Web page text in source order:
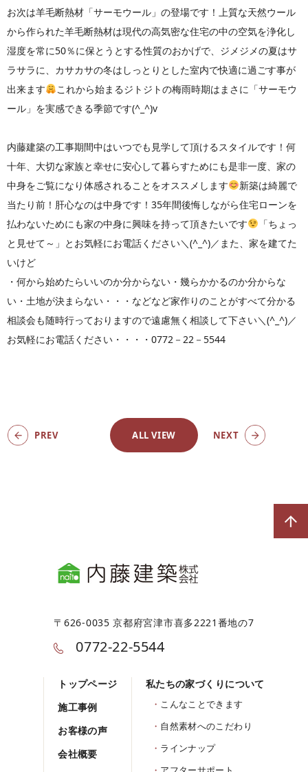
お次は羊毛断熱材「サーモウール」の登場です！上質な天然ウール
から作られた羊毛断熱材は現代の高気密な住宅の中の空気を浄化し
湿度を常に50％に保とうとする性質のおかげで、ジメジメの夏はサ
ラサラに、カサカサの冬はしっとりとした室内で快適に過ごす事が
出来ます
これから始まるジトジトの梅雨時期はまさに「サーモウ
ール」を実感できる季節です(^_^)v
内藤建築の工事期間中はいつでも見学して頂けるスタイルです！何
十年、大切な家族と幸せに安心して暮らすためにも是非一度、家の
中身をご覧になり体感されることをオススメします
新築は綺麗で
当たり前！肝心なのは中身です！35年間後悔しながら住宅ローンを
払わないためにも家の中身に興味を持って頂きたいです
「ちょっ
と見せて～」とお気軽にお電話ください＼(^_^)／また、家を建てた
いけど
・何から始めたらいいのか分からない・幾らかかるのか分からな
い・土地が決まらない・・・などなど家作りのことがすべて分かる
相談会も随時行っておりますので遠慮無く相談して下さい＼(^_^)／
お気軽にお電話ください・・・・0772－22－5544
PREV ALL VIEW NEXT
〒626-0035 京都府宮津市喜多2221番地の7
0772-22-5544
トップページ
施工事例
お客様の声
会社概要
私たちの家づくりについて
こんなことできます
自然素材へのこだわり
ラインナップ